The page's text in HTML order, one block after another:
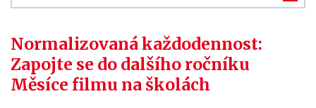
Normalizovaná každodennost:
Zapojte se do dalšího ročníku
Měsíce filmu na školách